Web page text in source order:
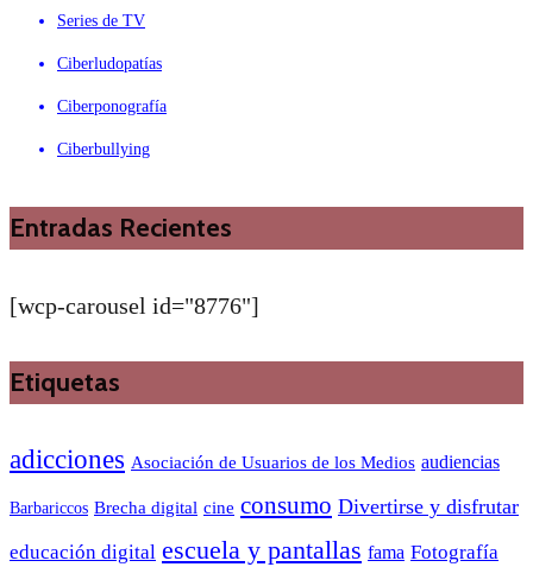
Series de TV
Ciberludopatías
Ciberponografía
Ciberbullying
Entradas Recientes
[wcp-carousel id="8776"]
Etiquetas
adicciones Asociación de Usuarios de los Medios audiencias
Barbariccos Brecha digital cine consumo Divertirse y disfrutar
educación digital escuela y pantallas fama Fotografía